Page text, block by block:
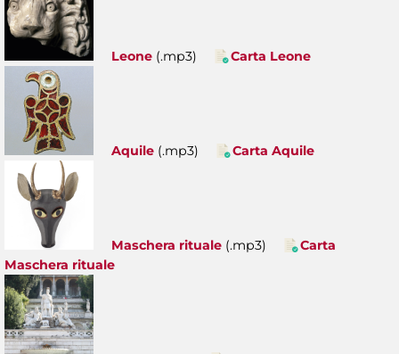
Leone (.mp3) Carta Leone
Aquile (.mp3) Carta Aquile
Maschera rituale (.mp3)
Carta
Maschera rituale